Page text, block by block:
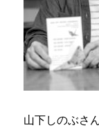
山下しのぶさ